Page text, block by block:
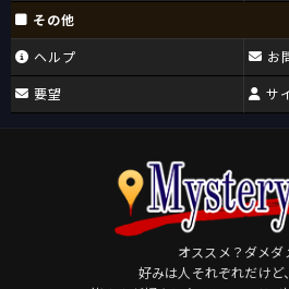
その他
ヘルプ
要望
お
サ
オススメ？ダメダ
好みは人それぞれだけど